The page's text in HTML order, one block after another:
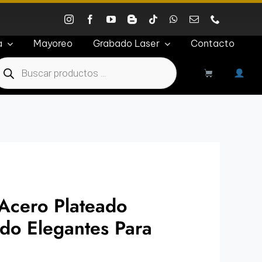
Mayoreo Grabado Laser
Contacto
Plateado
Elegantes Para